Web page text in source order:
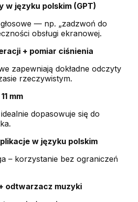
w języku polskim (GPT)
— np. „zadzwoń do
obsługi ekranowej.
+ pomiar ciśnienia
zapewniają dokładne odczyty
rzeczywistym.
mm
dopasowuje się do
w języku polskim
– korzystanie bez ograniczeń
odtwarzacz muzyki